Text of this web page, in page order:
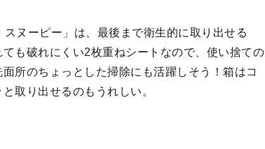
ヌーピー」は、最後まで衛生的に取り出せる
も破れにくい2枚重ねシートなので、使い捨ての
所のちょっとした掃除にも活躍しそう！箱はコ
取り出せるのもうれしい。